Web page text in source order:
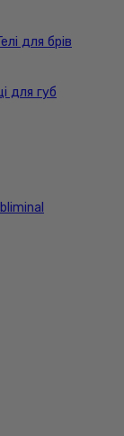
для брів
для губ